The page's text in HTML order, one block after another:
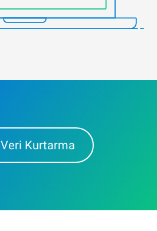
Veri Kurtarma